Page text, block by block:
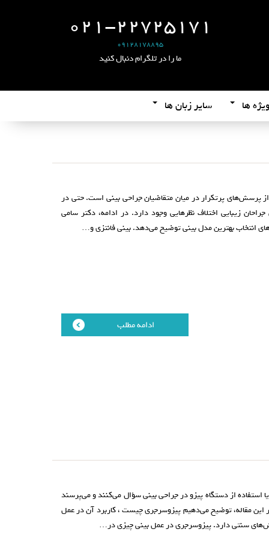
021-22725171
09128178895
ما را در تلگرام دنبال کنید
ویژه ها سایر زبان ها
از پرسش‌های پرتکرار در میان متقاضیان جراحی بینی است. حتی در
زیبایی اختلاف‌ نظرهایی وجود دارد. در ادامه، دکتر سامی
انتخاب بهترین مدل بینی توضیح می‌دهد. بینی فانتزی و…
ادامه مطلب
یا استفاده از دستگاه پیزو در جراحی بینی سؤال می‌کنند و می‌پرسند
این مقاله، توضیح می‌دهیم پیزوسرجری چیست ، کاربرد آن در عمل
سنتی دارد. پیزوسرجری در عمل بینی چیزی در…